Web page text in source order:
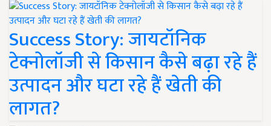
Success Story: जायटॉनिक
टेक्नोलॉजी से किसान कैसे बढ़ा रहे हैं
उत्पादन और घटा रहे हैं खेती की
लागत?